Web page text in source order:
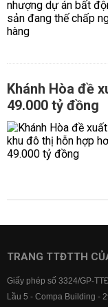
Khánh Hòa đề
49.000 tỷ đồng
TRANG TTĐTTH
Giấy phép số 3324/GP-
Lầu 5 - Compa Building -